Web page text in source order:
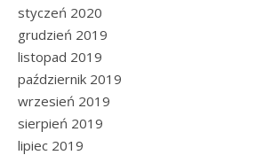
styczeń 2020
grudzień 2019
listopad 2019
październik 2019
wrzesień 2019
sierpień 2019
lipiec 2019